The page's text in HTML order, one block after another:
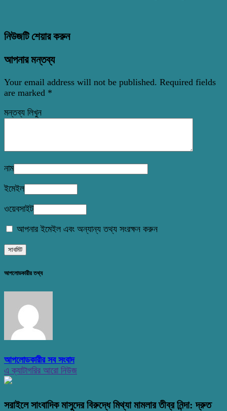
নিউজটি শেয়ার করুন
আপনার মন্তব্য
Your email address will not be published. Required fields
are marked *
মন্তব্য লিখুন
নাম
ইমেইল
ওয়েবসাইট
আপনার ইমেইল এবং অন্যান্য তথ্য সংরক্ষন করুন
আপলোডকারীর তথ্য
আপলোডকারীর সব সংবাদ
এ ক্যাটাগরির আরো নিউজ
সরাইলে সাংবাদিক মাসুদের বিরুদ্ধে মিথ্যা মামলার তীব্র নিন্দা: দ্রুত